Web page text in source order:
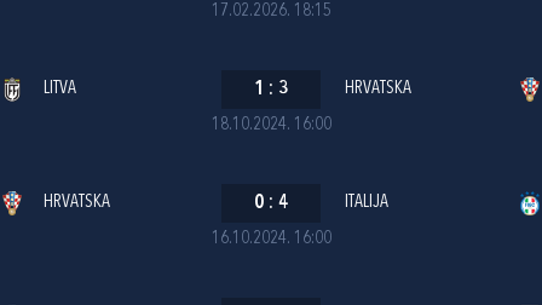
17.02.2026. 18:15
18.10.2024. 16:00
LITVA 1 : 3 HRVATSKA
16.10.2024. 16:00
HRVATSKA 0 : 4 ITALIJA